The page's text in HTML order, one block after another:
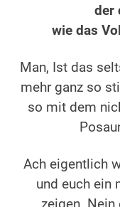
der
wie das
Man, Ist das
mehr ganz so
so mit dem
Ach eigentlich
und euch ein